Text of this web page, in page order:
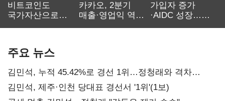
비트코인도
국가자산으로…'
카카오, 2분기
매출·영업익 역대
가입자 증가
·AIDC 성장…
주요 뉴스
김민석, 누적 45.42%로 경선 1위…정청래와 격차
0.86%p(2보)
김민석, 제주·인천 당대표 경선서 '1위'(1보)